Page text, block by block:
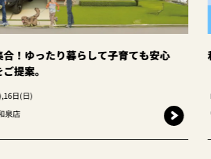
ても安心
和泉店☆土地探し相談会！
キャンディハウス和泉店